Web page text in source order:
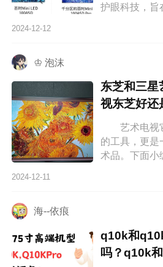
护眼科技，旨
寸、分辨率
2024-12-12
♔ 泡沫
东芝和三星
视东芝好还
艺术电视它
的工具，更是
术品。下面小
是三星好 东
2024-12-11
海--依痕
q10k和
吗？q10k